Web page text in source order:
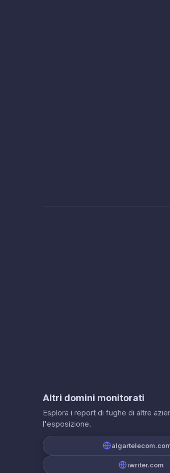
Altri domini monitorati
Esplora i report di fughe di altre
l'esposizione.
iwriter.com